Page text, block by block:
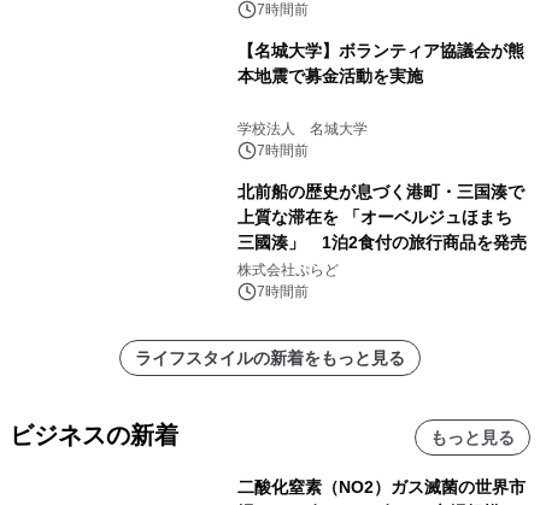
7時間前
【名城大学】ボランティア協議会が熊
本地震で募金活動を実施
学校法人 名城大学
7時間前
北前船の歴史が息づく港町・三国湊で
上質な滞在を 「オーベルジュほまち
三國湊」 1泊2食付の旅行商品を発売
株式会社ぷらど
7時間前
ライフスタイルの新着をもっと見る
ビジネスの新着 もっと見る
二酸化窒素（NO2）ガス滅菌の世界市